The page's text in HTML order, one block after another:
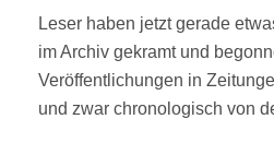
Leser haben jetzt gerade
im Archiv gekramt und
Veröffentlichungen in
und zwar chronologisch von